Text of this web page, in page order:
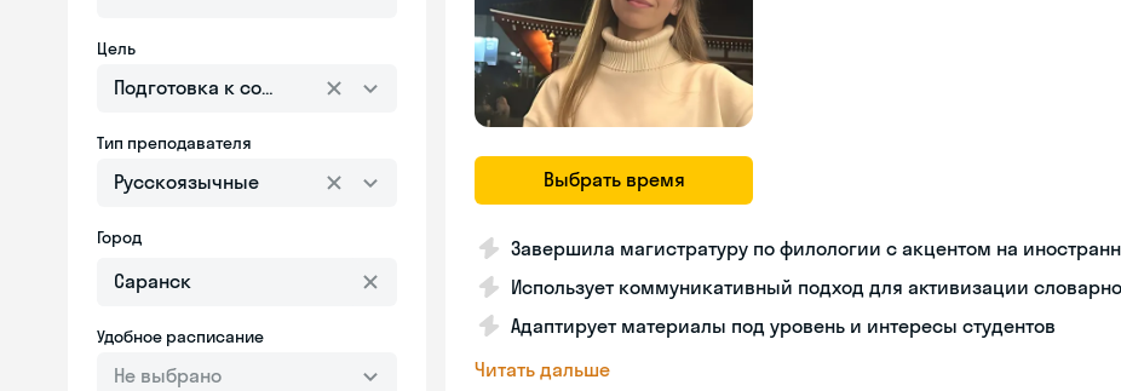
Цель
Подготовка к собеседованию
Тип преподавателя
Русскоязычные
Город
Удобное расписание
Не выбрано
Выбрать время
Завершила магистратуру по филологии с акцентом на
Использует коммуникативный подход для активизации
Адаптирует материалы под уровень и интересы студентов
Читать дальше